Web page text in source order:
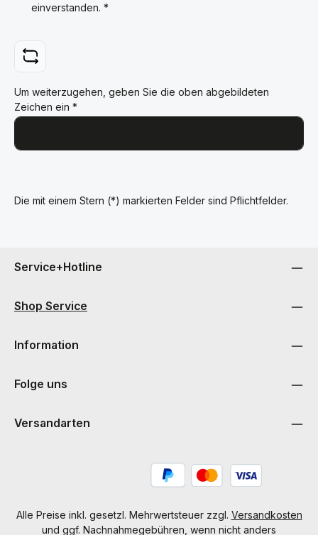
einverstanden. *
Um weiterzugehen, geben Sie die oben abgebildeten
Zeichen ein *
Die mit einem Stern (*) markierten Felder sind Pflichtfelder.
Service+Hotline
Shop Service
Information
Folge uns
Versandarten
Alle Preise inkl. gesetzl. Mehrwertsteuer zzgl. Versandkosten
und ggf. Nachnahmegebühren, wenn nicht anders